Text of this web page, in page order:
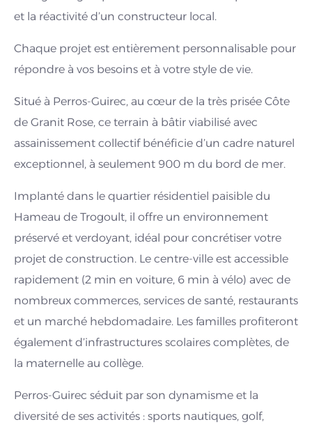
et la réactivité d’un constructeur local.
Chaque projet est entièrement personnalisable pour
répondre à vos besoins et à votre style de vie.
Situé à Perros-Guirec, au cœur de la très prisée Côte
de Granit Rose, ce terrain à bâtir viabilisé avec
assainissement collectif bénéficie d’un cadre naturel
exceptionnel, à seulement 900 m du bord de mer.
Implanté dans le quartier résidentiel paisible du
Hameau de Trogoult, il offre un environnement
préservé et verdoyant, idéal pour concrétiser votre
projet de construction. Le centre-ville est accessible
rapidement (2 min en voiture, 6 min à vélo) avec de
nombreux commerces, services de santé, restaurants
et un marché hebdomadaire. Les familles profiteront
également d’infrastructures scolaires complètes, de
la maternelle au collège.
Perros-Guirec séduit par son dynamisme et la
diversité de ses activités : sports nautiques, golf,